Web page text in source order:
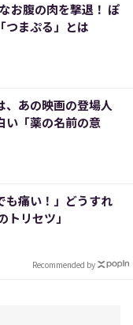
お腹の肉を撃退！ ぽ
つまぷる」とは
、あの映画の登場人
「薬の名前の意
も痛い！」どうすれ
トリセツ」
Recommended by